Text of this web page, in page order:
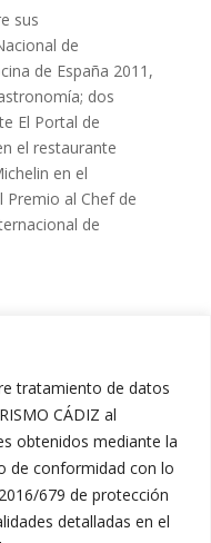
tratamiento de datos
CÁDIZ al
obtenidos mediante la
de conformidad con lo
679 de protección
detalladas en el
sus
de
de España 2011,
dos
El Portal de
el restaurante
en el
Premio al Chef de
de
wp-
be/politi
»